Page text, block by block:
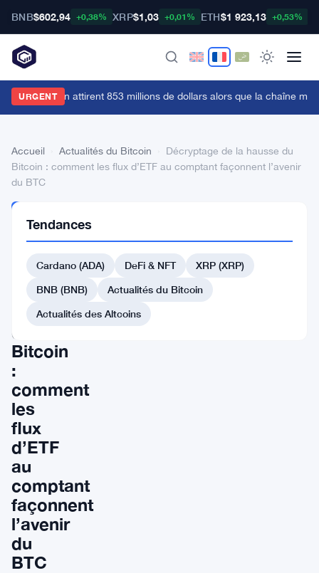
BNB$602,94 +0,38% XRP$1,03 +0,01% ETH$1 923,13 +0,53%
URGENT
ETF Bitcoin attirent 853 millions de dollars alors que la chaîne
Accueil Actualités du Bitcoin
Décryptage de la hausse du
Bitcoin : comment les flux d’ETF au comptant façonnent l’avenir
du BTC
DU BITCOIN
hausse
du
Bitcoin
:
comment
les
flux
d’ETF
au
comptant
façonnent
l’avenir
du
BTC
Tendances
Cardano (ADA) DeFi & NFT
XRP (XRP)
BNB (BNB)
Actualités du Bitcoin
Actualités des Altcoins